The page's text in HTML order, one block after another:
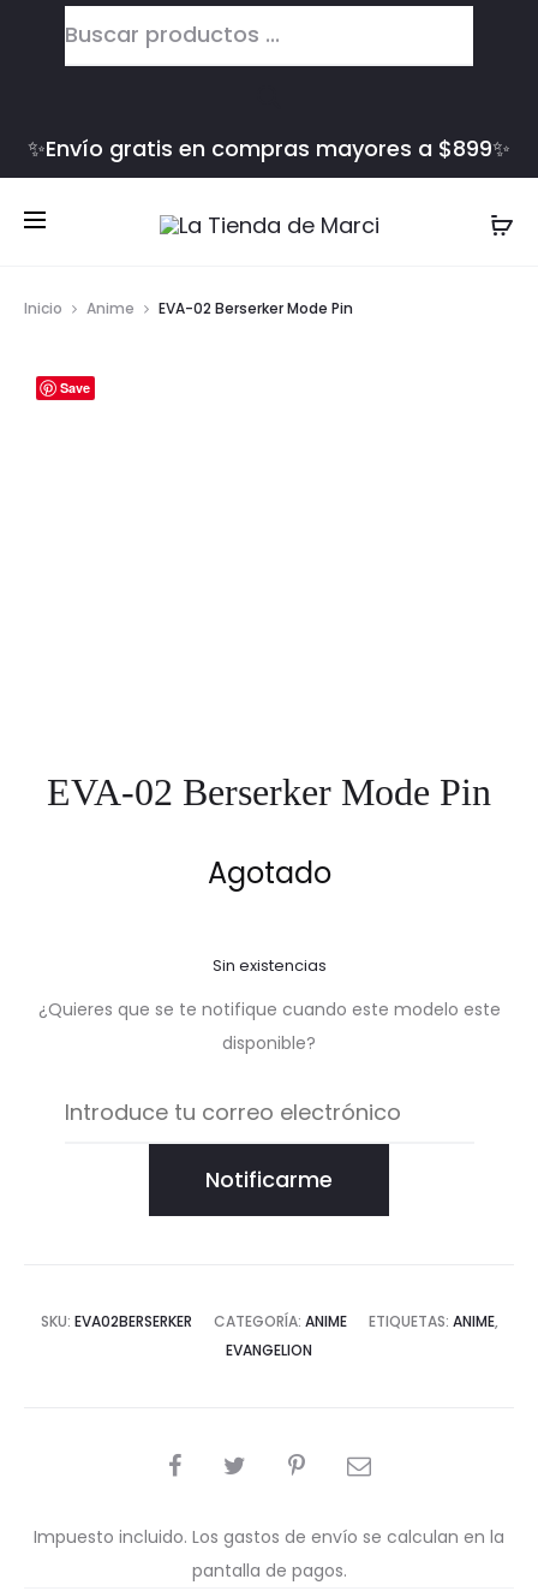
Búsqueda
de
✨Envío gratis en compras mayores a $899✨
Inicio Anime EVA-02 Berserker Mode Pin
Save
EVA-02 Berserker Mode Pin
Agotado
Sin existencias
¿Quieres que se te notifique cuando este modelo este
disponible?
Notificarme
SKU: EVA02BERSERKER CATEGORÍA: ANIME ETIQUETAS: ANIME,
EVANGELION
COMPARTIR
Impuesto incluido. Los gastos de envío se calculan en la
pantalla de pagos.